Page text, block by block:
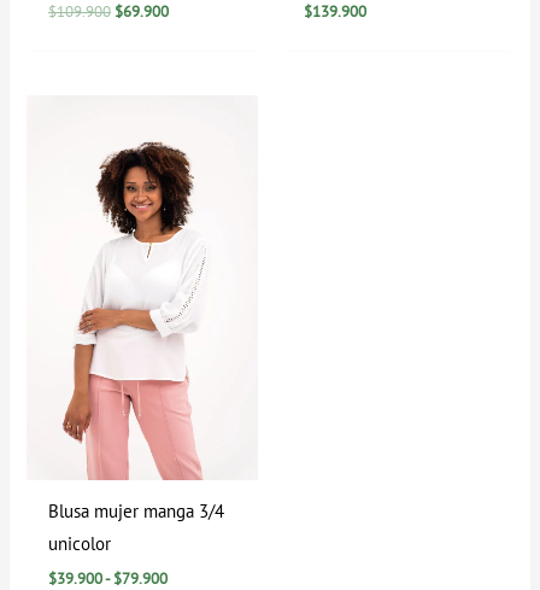
$109.900 $69.900 $139.900
Blusa mujer manga 3/4
unicolor
$39.900- $79.900
precios:
desde
$39.900
hasta
$79.900